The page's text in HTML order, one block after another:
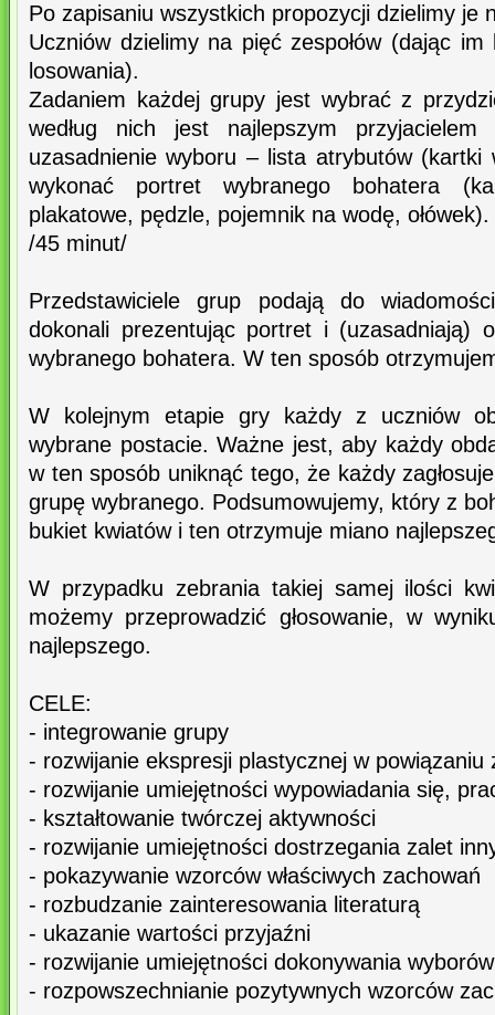
Po zapisaniu wszystkich propozycji dzielimy je
Uczniów dzielimy na pięć zespołów (dając
losowania).
Zadaniem każdej grupy jest wybrać z
według nich jest najlepszym
uzasadnienie wyboru – lista atrybutów (kartki
wykonać portret wybranego bohatera
plakatowe, pędzle, pojemnik na wodę, ołówek).
/45 minut/
Przedstawiciele grup podają do
dokonali prezentując portret i (uzasadniają)
wybranego bohatera. W ten sposób
W kolejnym etapie gry każdy z uczniów
wybrane postacie. Ważne jest, aby każdy
w ten sposób uniknąć tego, że każdy
grupę wybranego. Podsumowujemy, który z
bukiet kwiatów i ten otrzymuje miano
W przypadku zebrania takiej samej ilości
możemy przeprowadzić głosowanie, w
najlepszego.
CELE:
- integrowanie grupy
- rozwijanie ekspresji plastycznej w powiązaniu
- rozwijanie umiejętności wypowiadania się,
- kształtowanie twórczej aktywności
- rozwijanie umiejętności dostrzegania zalet
- pokazywanie wzorców właściwych zachowań
- rozbudzanie zainteresowania literaturą
- ukazanie wartości przyjaźni
- rozwijanie umiejętności dokonywania wyborów
- rozpowszechnianie pozytywnych wzorców